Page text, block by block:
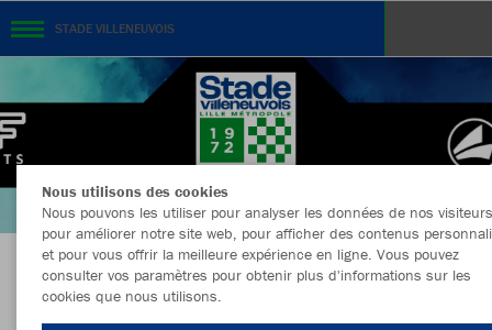
STADE VILLENEUVOIS
BOUTIQUE OFFICIELLE DU STADE
VILLENEUVOIS
Nous utilisons des cookies
Nous pouvons les utiliser pour analyser les données de nos
pour améliorer notre site web, pour afficher des contenus
et pour vous offrir la meilleure expérience en ligne. Vous pouvez
consulter vos paramètres pour obtenir plus d'informations sur les
cookies que nous utilisons.